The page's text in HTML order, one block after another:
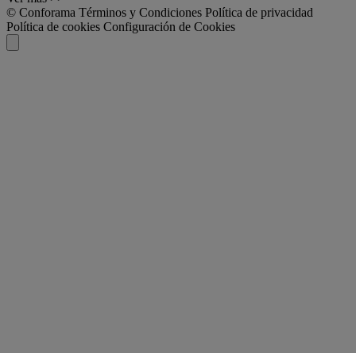
© Conforama Términos y Condiciones Política de privacidad
Política de cookies Configuración de Cookies